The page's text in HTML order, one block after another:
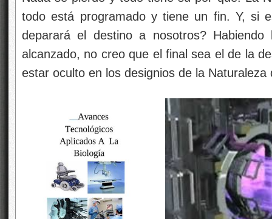
todo está programado y tiene un fin. Y, si
deparará el destino a nosotros?
alcanzado, no creo que el final sea el de la
estar oculto en los designios de la